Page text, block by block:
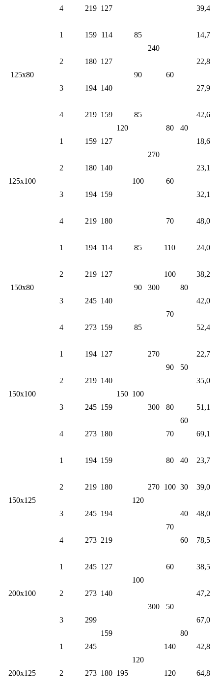
4 219 127 39,4
125х80
1 159 114
120
85
240
40
14,7
2 180 127
90
60
22,8
3 194 140
270
27,9
4 219 159
85
80
42,6
125х100
1 159 127
100
18,6
2 180 140
60
23,1
3 194 159 32,1
4 219 180 70 48,0
150х80
1 194 114
150
85
300
110
80
24,0
2 219 127
90
100 38,2
3 245 140
70
42,0
4 273 159 85 52,4
150х100
1 194 127
100
270
90
50
22,7
2 219 140
300
35,0
3 245 159
80
60
51,1
4 273 180 70 69,1
150х125
1 194 159
120
270
80 40 23,7
2 219 180 100 30 39,0
3 245 194
70
40 48,0
4 273 219
300
60 78,5
200х100
1 245 127
195
100
60
80
38,5
2 273 140
50
47,2
3
299
159
120
67,0
200х125
1 245 140 42,8
2 273 180 120 64,8